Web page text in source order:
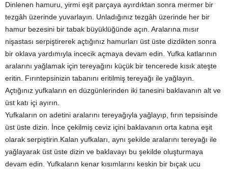
Dinlenen hamuru, yirmi eşit parçaya ayırdıktan sonra mermer bir
tezgâh üzerinde yuvarlayın. Unladığınız tezgâh üzerinde her bir
hamur bezesini bir tabak büyüklüğünde açın. Aralarına mısır
nişastası serpiştirerek açtığınız hamurları üst üste dizdikten sonra
bir oklava yardımıyla incecik açmaya devam edin. Yufka katlarının
aralarını yağlamak için tereyağını küçük bir tencerede kısık ateşte
eritin. Fırıntepsinizin tabanını eritilmiş tereyağı ile yağlayın.
Açtığınız yufkaların en düzgünlerinden iki tanesini baklavanın alt ve
üst katı içi ayırın.
Yufkaların on adetini aralarını tereyağıyla yağlayıp, fırın tepsisinde
üst üste dizin. İnce çekilmiş ceviz içini baklavanın orta katına eşit
olarak serpiştirin.Kalan yufkaları, aynı şekilde aralarını tereyağı ile
yağlayarak üst üste dizin ve baklavayı bu şekilde oluşturmaya
devam edin. Yufkaların kenar kısımlarını keskin bir bıçak ucu